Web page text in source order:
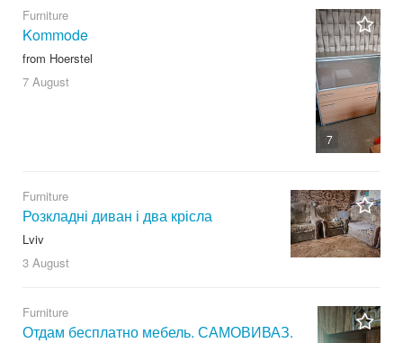
7
Furniture
Kommode
from Hoerstel
7 August
Furniture
Розкладні диван і два крісла
Lviv
3 August
Furniture
Отдам бесплатно мебель. САМОВИВАЗ.